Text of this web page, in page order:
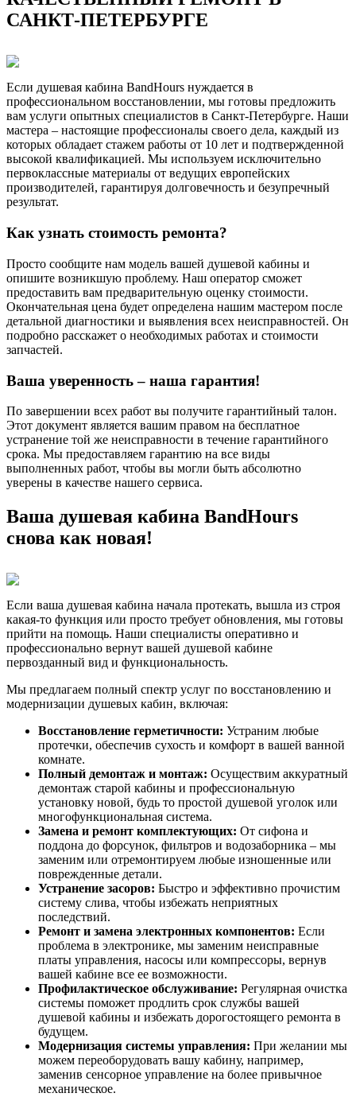
САНКТ-ПЕТЕРБУРГЕ
Если душевая кабина BandHours нуждается в
профессиональном восстановлении, мы готовы предложить
вам услуги опытных специалистов в Санкт-Петербурге. Наши
мастера – настоящие профессионалы своего дела, каждый из
которых обладает стажем работы от 10 лет и подтвержденной
высокой квалификацией. Мы используем исключительно
первоклассные материалы от ведущих европейских
производителей, гарантируя долговечность и безупречный
результат.
Как узнать стоимость ремонта?
Просто сообщите нам модель вашей душевой кабины и
опишите возникшую проблему. Наш оператор сможет
предоставить вам предварительную оценку стоимости.
Окончательная цена будет определена нашим мастером после
детальной диагностики и выявления всех неисправностей. Он
подробно расскажет о необходимых работах и стоимости
запчастей.
Ваша уверенность – наша гарантия!
По завершении всех работ вы получите гарантийный талон.
Этот документ является вашим правом на бесплатное
устранение той же неисправности в течение гарантийного
срока. Мы предоставляем гарантию на все виды
выполненных работ, чтобы вы могли быть абсолютно
уверены в качестве нашего сервиса.
Ваша душевая кабина BandHours
снова как новая!
Если ваша душевая кабина начала протекать, вышла из строя
какая-то функция или просто требует обновления, мы готовы
прийти на помощь. Наши специалисты оперативно и
профессионально вернут вашей душевой кабине
первозданный вид и функциональность.
Мы предлагаем полный спектр услуг по восстановлению и
модернизации душевых кабин, включая:
Восстановление герметичности: Устраним любые
протечки, обеспечив сухость и комфорт в вашей ванной
комнате.
Полный демонтаж и монтаж: Осуществим аккуратный
демонтаж старой кабины и профессиональную
установку новой, будь то простой душевой уголок или
многофункциональная система.
Замена и ремонт комплектующих: От сифона и
поддона до форсунок, фильтров и водозаборника – мы
заменим или отремонтируем любые изношенные или
поврежденные детали.
Устранение засоров: Быстро и эффективно прочистим
систему слива, чтобы избежать неприятных
последствий.
Ремонт и замена электронных компонентов: Если
проблема в электронике, мы заменим неисправные
платы управления, насосы или компрессоры, вернув
вашей кабине все ее возможности.
Профилактическое обслуживание: Регулярная очистка
системы поможет продлить срок службы вашей
душевой кабины и избежать дорогостоящего ремонта в
будущем.
Модернизация системы управления: При желании мы
можем переоборудовать вашу кабину, например,
заменив сенсорное управление на более привычное
механическое.